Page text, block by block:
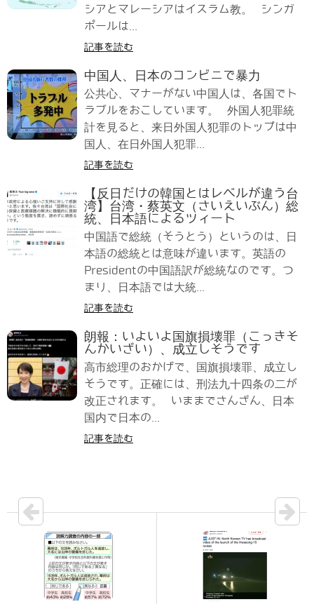
シアとマレーシアはイスラム教。 シンガ
ポールは...
記事を読む
中国人、日本のコンビニで暴力
公共心、マナーがない中国人は、各国でト
ラブルをおこしています。 外国人犯罪統
計を見ると、来日外国人犯罪のトップは中
国人、在日外国人犯罪...
記事を読む
【反日だけの韓国とはレベルが違う台
湾】台湾・蔡英文（さいえいぶん）総
統、日本語によるツィート
中国語で総統（そうとう）というのは、日
本語の総統とは意味が違います。英語の
Presidentの中国語訳が総統なのです。つ
まり、日本語では大統...
記事を読む
朗報：いよいよ国旗損壊罪（こっきそ
んかいざい）、成立しそうです
高市総理のおかげで、国旗損壊罪、成立し
そうです。正確には、刑法九十四条の二が
改正されます。 いままでさんざん、日本
国内で日本の...
記事を読む